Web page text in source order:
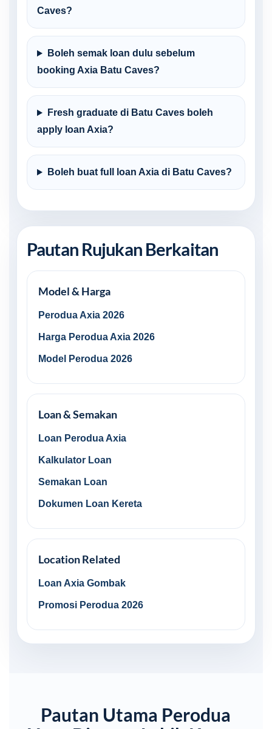
Caves?
Boleh semak loan dulu sebelum
booking Axia Batu Caves?
Fresh graduate di Batu Caves boleh
apply loan Axia?
Boleh buat full loan Axia di Batu Caves?
Pautan Rujukan Berkaitan
Model & Harga
Perodua Axia 2026
Harga Perodua Axia 2026
Model Perodua 2026
Loan & Semakan
Loan Perodua Axia
Kalkulator Loan
Semakan Loan
Dokumen Loan Kereta
Location Related
Loan Axia Gombak
Promosi Perodua 2026
Pautan Utama Perodua